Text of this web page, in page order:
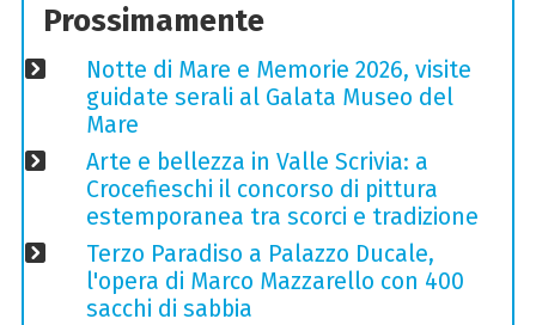
Prossimamente
Notte di Mare e Memorie 2026, visite
guidate serali al Galata Museo del
Mare
Arte e bellezza in Valle Scrivia: a
Crocefieschi il concorso di pittura
estemporanea tra scorci e tradizione
Terzo Paradiso a Palazzo Ducale,
l'opera di Marco Mazzarello con 400
sacchi di sabbia